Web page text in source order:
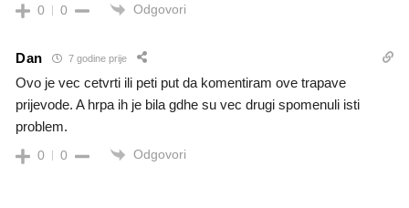
0 0 Odgovori
Dan 7 godine prije
Ovo je vec cetvrti ili peti put da komentiram ove trapave
prijevode. A hrpa ih je bila gdhe su vec drugi spomenuli isti
problem.
0 0 Odgovori